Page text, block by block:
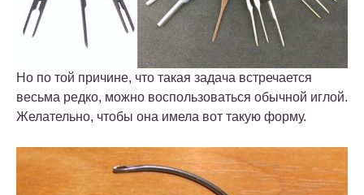
Но по той причине, что такая задача встречается
весьма редко, можно воспользоваться обычной иглой.
Желательно, чтобы она имела вот такую форму.